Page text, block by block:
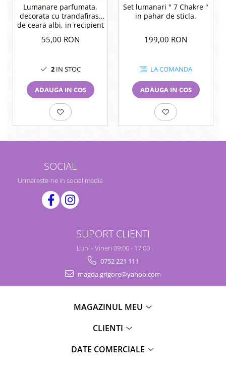
Lumanare parfumata,
decorata cu trandafirasi
de ceara albi, in recipient
vintage.
55,00 RON
2IN STOC
ADAUGA IN COS
Set lumanari " 7 Chakre "
in pahar de sticla.
199,00 RON
LA COMANDA
ADAUGA IN COS
SOCIAL
Urmareste-ne in social media
SUPORT CLIENTI
Luni - Vineri 09:00 - 17:00
0752 221 111
magda.grigore@yahoo.com
MAGAZINUL MEU
CLIENTI
DATE COMERCIALE